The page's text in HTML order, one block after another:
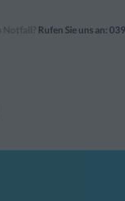
Rufen Sie uns an: